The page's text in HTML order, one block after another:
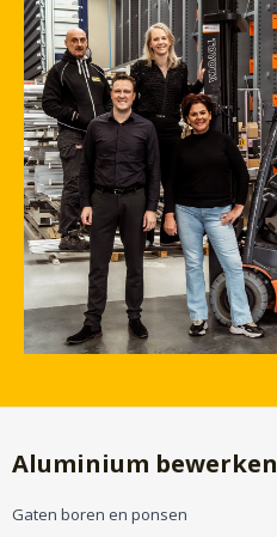
Aluminium bewerken
Gaten boren en ponsen